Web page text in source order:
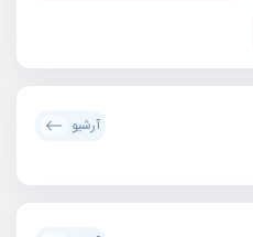
آرشیو